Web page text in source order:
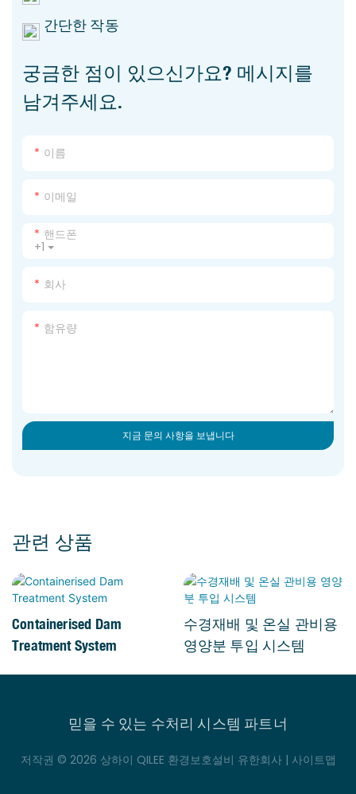
간단한 작동
궁금한 점이 있으신가요? 메시지를
남겨주세요.
이름
이메일
+1
핸드폰
회사
함유량
지금 문의 사항을 보냅니다
관련 상품
Containerised Dam
Treatment System
수경재배 및 온실 관비용
영양분 투입 시스템
믿을 수 있는 수처리 시스템 파트너
저작권 © 2026 상하이 QILEE 환경보호설비 유한회사 | 사이트맵